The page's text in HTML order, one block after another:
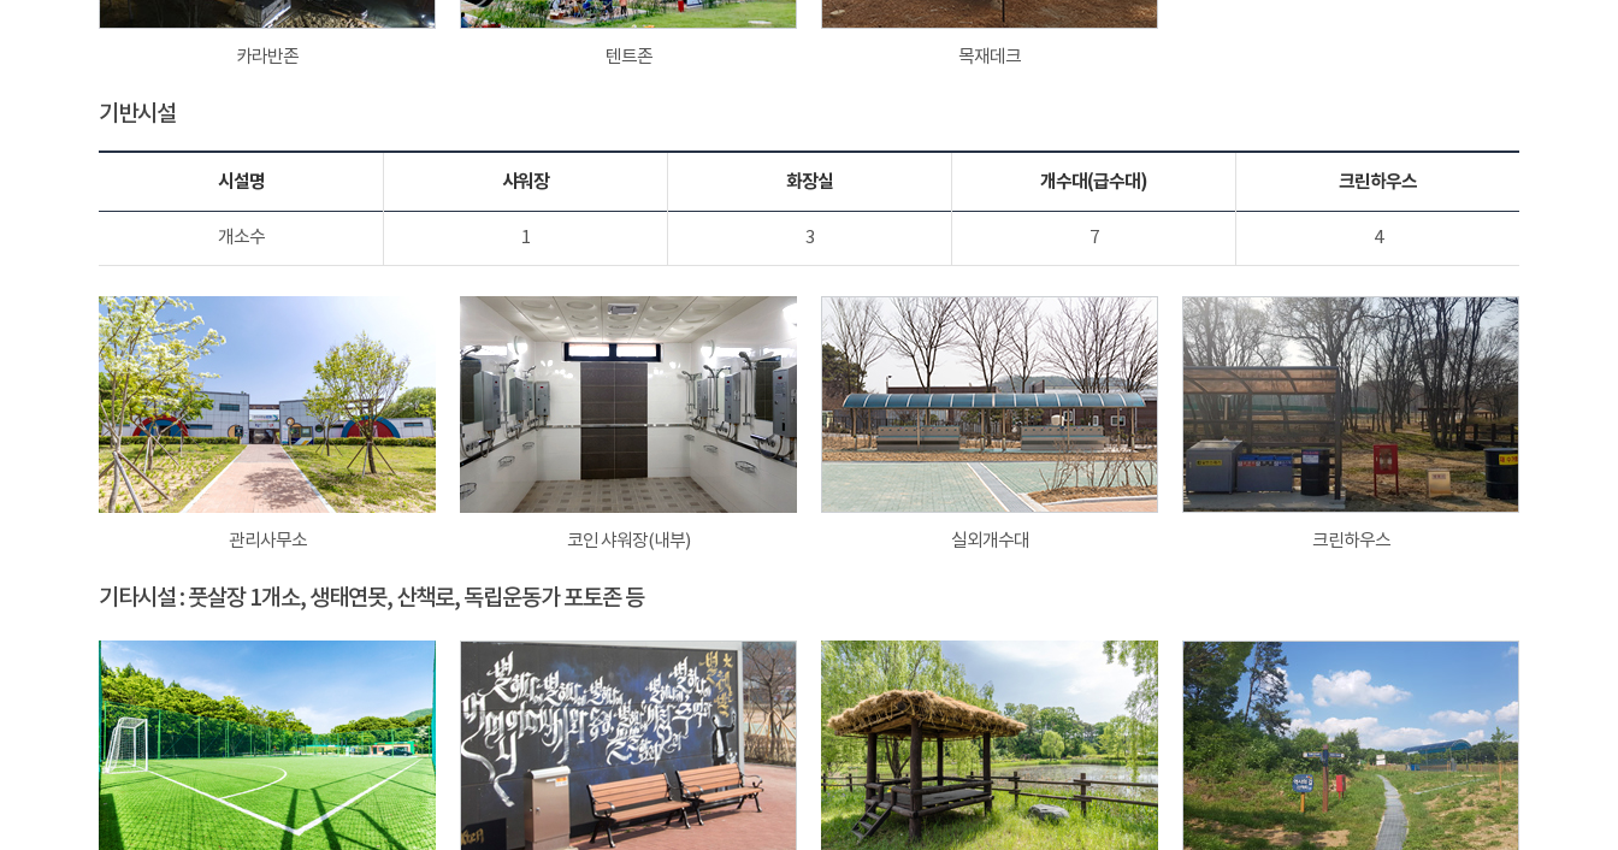
카라반존 텐트존 목재데크
기반시설
시설명 샤워장 화장실 개수대(급수대) 크린하우스
개소수 1 3 7 4
관리사무소 코인 샤워장(내부) 실외개수대 크린하우스
기타시설 : 풋살장 1개소, 생태연못, 산책로, 독립운동가 포토존 등